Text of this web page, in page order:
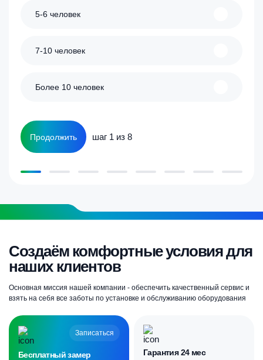
5-6 человек
7-10 человек
Более 10 человек
Продолжить шаг 1 из 8
Создаём комфортные условия для
наших клиентов
Основная миссия нашей компании - обеспечить качественный сервис и
взять на себя все заботы по установке и обслуживанию оборудования
Записаться
Бесплатный замер Гарантия 24 мес